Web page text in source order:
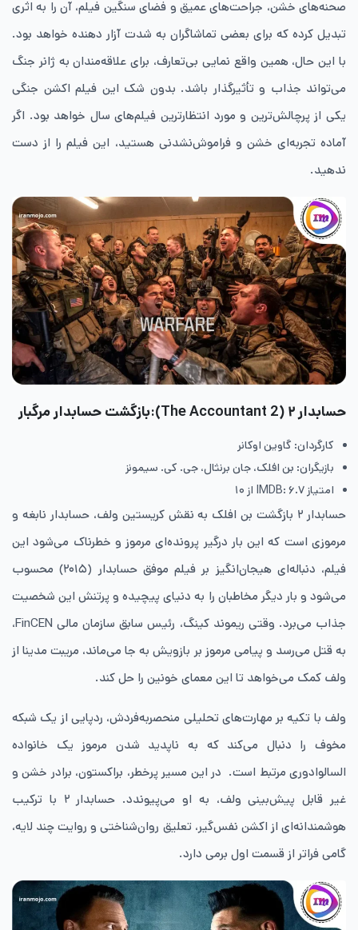
صحنه‌های خشن، جراحت‌های عمیق و فضای سنگین فیلم، آن را به اثری
تبدیل کرده که برای بعضی تماشاگران به‌ شدت آزار دهنده خواهد بود.
با این حال، همین واقع‌ نمایی بی‌تعارف، برای علاقه‌مندان به ژانر جنگ
می‌تواند جذاب و تأثیرگذار باشد. بدون شک این فیلم اکشن جنگی
یکی از پرچالش‌ترین و مورد انتظارترین فیلم‌های سال خواهد بود. اگر
آماده تجربه‌ای خشن و فراموش‌نشدنی هستید، این فیلم را از دست
ندهید.
حسابدار ۲ (The Accountant 2):بازگشت حسابدار مرگبار
کارگردان: گاوین اوکانر
بازیگران: بن افلک، جان برنثال، جی. کی. سیمونز
امتیاز IMDB: ۶.۷ از ۱۰
حسابدار ۲ بازگشت بن افلک به نقش کریستین ولف، حسابدار نابغه و
مرموزی است که این بار درگیر پرونده‌ای مرموز و خطرناک می‌شود این
فیلم، دنباله‌ای هیجان‌انگیز بر فیلم موفق حسابدار (۲۰۱۵) محسوب
می‌شود و بار دیگر مخاطبان را به دنیای پیچیده و پرتنش این شخصیت
جذاب می‌برد. وقتی ریموند کینگ، رئیس سابق سازمان مالی FinCEN،
به قتل می‌رسد و پیامی مرموز بر بازویش به جا می‌ماند، مریبت مدینا از
ولف کمک می‌خواهد تا این معمای خونین را حل کند.
ولف با تکیه بر مهارت‌های تحلیلی منحصربه‌فردش، ردپایی از یک شبکه
مخوف را دنبال می‌کند که به ناپدید شدن مرموز یک خانواده
السالوادوری مرتبط است. در این مسیر پرخطر، براکستون، برادر خشن و
غیر قابل ‌پیش‌بینی ولف، به او می‌پیوندد. حسابدار ۲ با ترکیب
هوشمندانه‌ای از اکشن نفس‌گیر، تعلیق روان‌شناختی و روایت چند لایه،
گامی فراتر از قسمت اول برمی دارد.